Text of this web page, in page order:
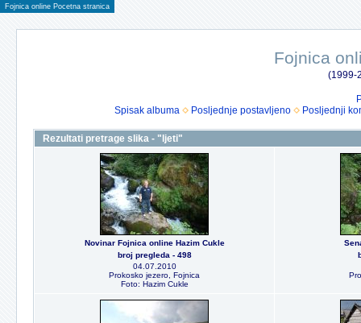
Fojnica online Pocetna stranica
Fojnica
(1999-
Spisak albuma
Posljednje postavljeno Posljednji
Rezultati pretrage slika - "ljeti"
Novinar Fojnica online Hazim Cukle
broj pregleda - 498
04.07.2010
Prokosko jezero, Fojnica
Foto: Hazim Cukle